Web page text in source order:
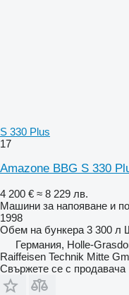
S 330 Plus
17
Amazone BBG S 330
4 200 € ≈ 8 229 лв.
Машини за напояване и
1998
Обем на бункера 3 300 л
Германия, Holle-
Raiffeisen Technik Mitte
Свържете се с продавача